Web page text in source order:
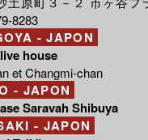
8283
- JAPON
house
et Changmi-chan
- JAPON
Saravah Shibuya
- JAPON